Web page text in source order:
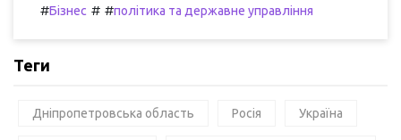
#Бізнес # #політика та державне управління
Теги
Дніпропетровська область Росія Україна